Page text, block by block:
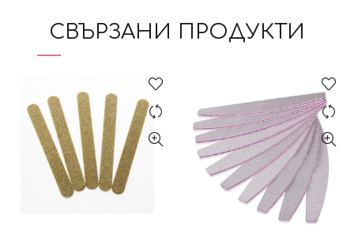
СВЪРЗАНИ ПРОДУКТИ